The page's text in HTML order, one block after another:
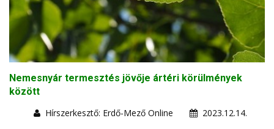
Nemesnyár termesztés jövője ártéri körülmények
között
Hírszerkesztő: Erdő-Mező Online
2023.12.14.